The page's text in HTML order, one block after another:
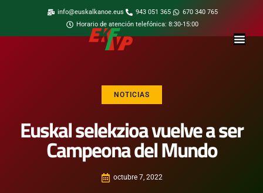
info@euskalkanoe.eus 943 051 365
670 340 765
Horario de atención telefónica: 8:30-15:00
NOTICIAS
Euskal selekzioa vuelve a ser
Campeona del Mundo
octubre 7, 2022